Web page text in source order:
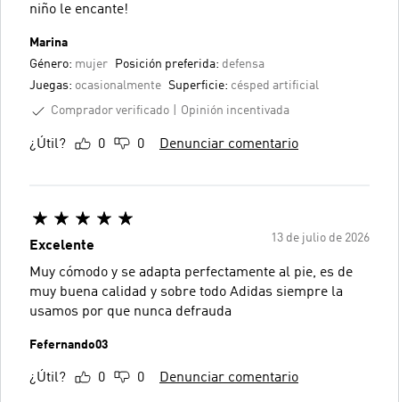
niño le encante!
Marina
Género: mujer Posición preferida: defensa
Juegas: ocasionalmente Superficie: césped artificial
Comprador verificado
Opinión incentivada
¿Útil? 0 0 Denunciar comentario
13 de julio de 2026
Excelente
Muy cómodo y se adapta perfectamente al pie, es de
muy buena calidad y sobre todo Adidas siempre la
usamos por que nunca defrauda
Fefernando03
¿Útil? 0 0 Denunciar comentario